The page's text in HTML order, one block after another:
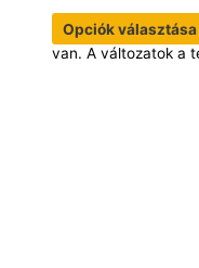
Opciók választása
van. A változatok a